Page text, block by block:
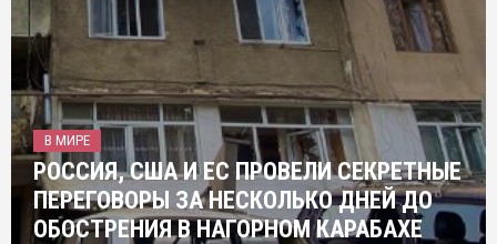
В МИРЕ
РОССИЯ, США И ЕС ПРОВЕЛИ СЕКРЕТНЫЕ
ПЕРЕГОВОРЫ ЗА НЕСКОЛЬКО ДНЕЙ ДО
ОБОСТРЕНИЯ В НАГОРНОМ КАРАБАХЕ